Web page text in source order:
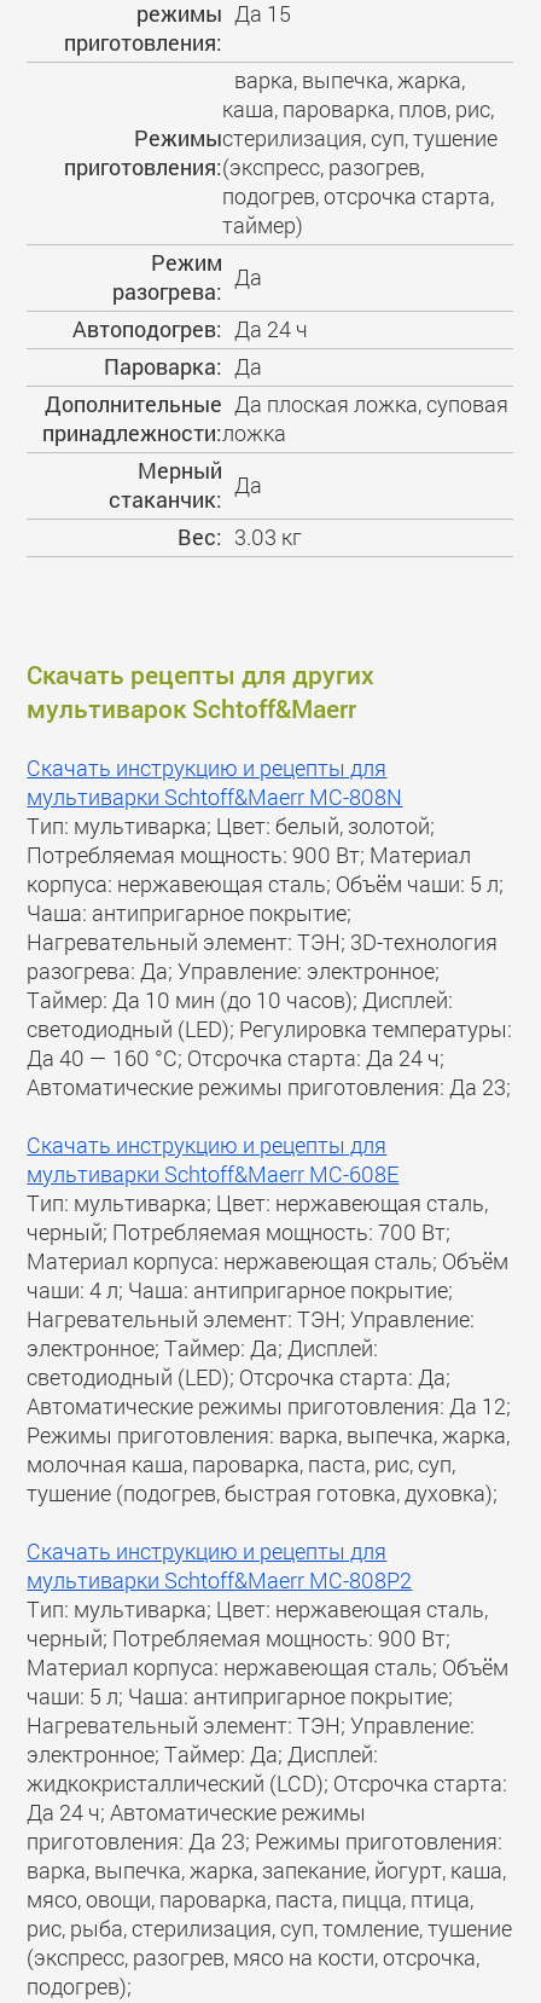
режимы
приготовления:
Да 15
Режимы
приготовления:
варка, выпечка, жарка,
каша, пароварка, плов, рис,
стерилизация, суп, тушение
(экспресс, разогрев,
подогрев, отсрочка старта,
таймер)
Режим
разогрева:
Да
Автоподогрев: Да 24 ч
Пароварка: Да
Дополнительные
принадлежности:
Да плоская ложка, суповая
ложка
Мерный
стаканчик:
Да
Вес: 3.03 кг
Скачать рецепты для других
мультиварок Schtoff&Maerr
Скачать инструкцию и рецепты для
мультиварки Schtoff&Maerr МС-808N
Тип: мультиварка; Цвет: белый, золотой;
Потребляемая мощность: 900 Вт; Материал
корпуса: нержавеющая сталь; Объём чаши: 5 л;
Чаша: антипригарное покрытие;
Нагревательный элемент: ТЭН; 3D-технология
разогрева: Да; Управление: электронное;
Таймер: Да 10 мин (до 10 часов); Дисплей:
светодиодный (LED); Регулировка температуры:
Да 40 — 160 °C; Отсрочка старта: Да 24 ч;
Автоматические режимы приготовления: Да 23;
Скачать инструкцию и рецепты для
мультиварки Schtoff&Maerr МС-608E
Тип: мультиварка; Цвет: нержавеющая сталь,
черный; Потребляемая мощность: 700 Вт;
Материал корпуса: нержавеющая сталь; Объём
чаши: 4 л; Чаша: антипригарное покрытие;
Нагревательный элемент: ТЭН; Управление:
электронное; Таймер: Да; Дисплей:
светодиодный (LED); Отсрочка старта: Да;
Автоматические режимы приготовления: Да 12;
Режимы приготовления: варка, выпечка, жарка,
молочная каша, пароварка, паста, рис, суп,
тушение (подогрев, быстрая готовка, духовка);
Скачать инструкцию и рецепты для
мультиварки Schtoff&Maerr МС-808P2
Тип: мультиварка; Цвет: нержавеющая сталь,
черный; Потребляемая мощность: 900 Вт;
Материал корпуса: нержавеющая сталь; Объём
чаши: 5 л; Чаша: антипригарное покрытие;
Нагревательный элемент: ТЭН; Управление:
электронное; Таймер: Да; Дисплей:
жидкокристаллический (LCD); Отсрочка старта:
Да 24 ч; Автоматические режимы
приготовления: Да 23; Режимы приготовления:
варка, выпечка, жарка, запекание, йогурт, каша,
мясо, овощи, пароварка, паста, пицца, птица,
рис, рыба, стерилизация, суп, томление, тушение
(экспресс, разогрев, мясо на кости, отсрочка,
подогрев);